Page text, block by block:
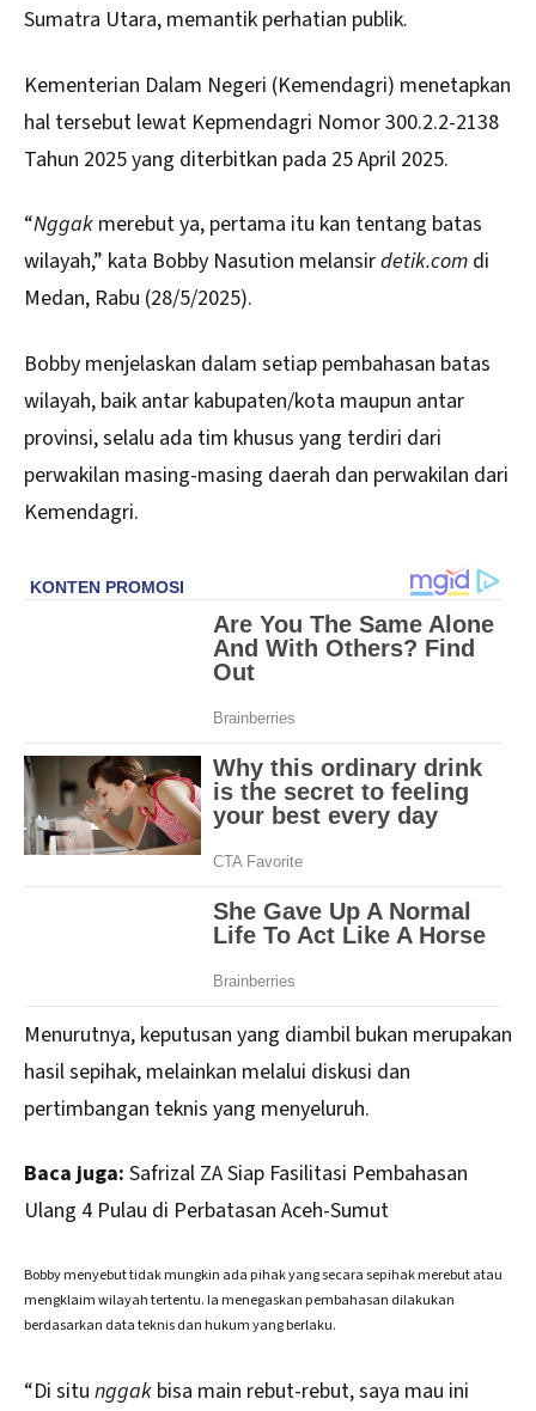
Sumatra Utara, memantik perhatian publik.
Kementerian Dalam Negeri (Kemendagri) menetapkan
hal tersebut lewat Kepmendagri Nomor 300.2.2-2138
Tahun 2025 yang diterbitkan pada 25 April 2025.
“Nggak merebut ya, pertama itu kan tentang batas
wilayah,” kata Bobby Nasution melansirdetik.com di
Medan, Rabu (28/5/2025).
Bobby menjelaskan dalam setiap pembahasan batas
wilayah, baik antar kabupaten/kota maupun antar
provinsi, selalu ada tim khusus yang terdiri dari
perwakilan masing-masing daerah dan perwakilan dari
Kemendagri.
Menurutnya, keputusan yang diambil bukan merupakan
hasil sepihak, melainkan melalui diskusi dan
pertimbangan teknis yang menyeluruh.
Baca juga: Safrizal ZA Siap Fasilitasi Pembahasan
Ulang 4 Pulau di Perbatasan Aceh-Sumut
Bobby menyebut tidak mungkin ada pihak yang secara sepihak merebut atau
mengklaim wilayah tertentu. Ia menegaskan pembahasan dilakukan
berdasarkan data teknis dan hukum yang berlaku.
“Di situ nggak bisa main rebut-rebut, saya mau ini